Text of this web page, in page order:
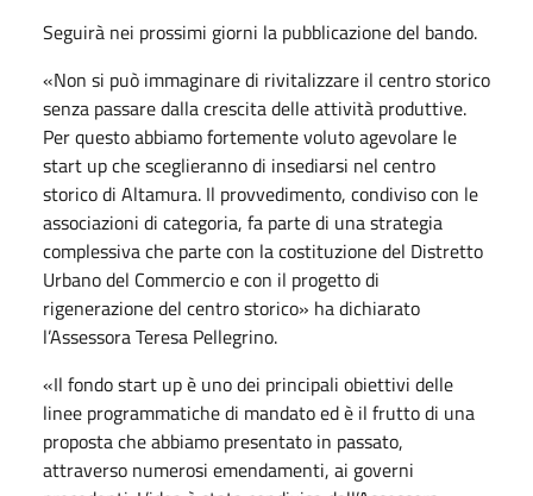
Seguirà nei prossimi giorni la pubblicazione del bando.
«Non si può immaginare di rivitalizzare il centro storico
senza passare dalla crescita delle attività produttive.
Per questo abbiamo fortemente voluto agevolare le
start up che sceglieranno di insediarsi nel centro
storico di Altamura. Il provvedimento, condiviso con le
associazioni di categoria, fa parte di una strategia
complessiva che parte con la costituzione del Distretto
Urbano del Commercio e con il progetto di
rigenerazione del centro storico» ha dichiarato
l’Assessora Teresa Pellegrino.
«Il fondo start up è uno dei principali obiettivi delle
linee programmatiche di mandato ed è il frutto di una
proposta che abbiamo presentato in passato,
attraverso numerosi emendamenti, ai governi